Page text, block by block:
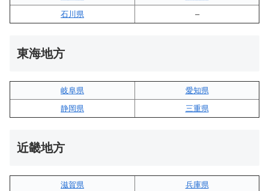
石川県
–
東海地方
岐阜県
愛知県
静岡県
三重県
近畿地方
滋賀県
兵庫県